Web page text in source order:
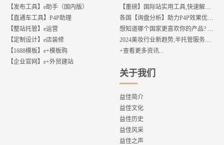
【发布工具】e助手（国内版）
【直通车工具】P4P助理
【整站托管】e运营
【定制设计】e店装修
【1688模板】e+模板购
【企业官网】e+外贸建站
【重磅】国际站实用工具,快速解决运营中的5大琐事，一键提升运营效率!
各国【询盘分析】助力P4P效果优化,提升ROI!
想知道哪个国家更喜欢你的产品? 来这找到答案!
2024美妆行业新趋势,半托管服务抢占流量红利
+查看更多资讯...
关于我们
益佳简介
益佳文化
益佳历史
益佳风采
益佳之声